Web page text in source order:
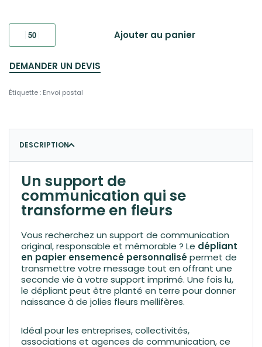
Ajouter au panier
DEMANDER UN DEVIS
Étiquette : Envoi postal
DESCRIPTION
Un support de
communication qui se
transforme en fleurs
Vous recherchez un support de communication
original, responsable et mémorable ? Le dépliant
en papier ensemencé personnalisépermet de
transmettre votre message tout en offrant une
seconde vie à votre support imprimé. Une fois lu,
le dépliant peut être planté en terre pour donner
naissance à de jolies fleurs mellifères.
Idéal pour les entreprises, collectivités,
associations et agences de communication, ce